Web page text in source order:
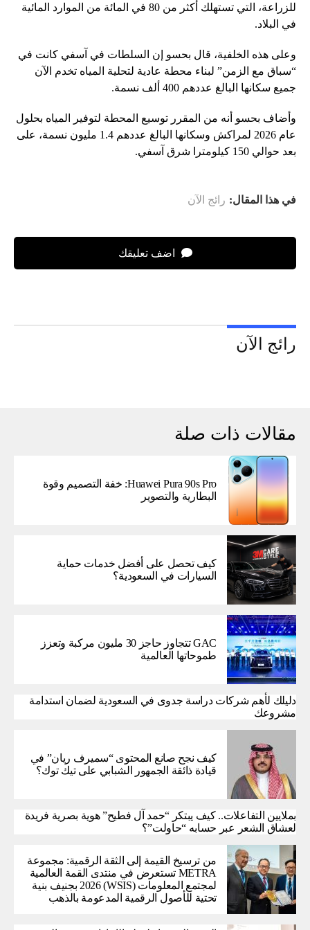
للزراعة، التي تستهلك أكثر من 80 في المائة من الموارد المائية
في البلاد.
وعلى هذه الخلفية، قال بحسو إن السلطات في آسفي كانت في
“سباق مع الزمن” لبناء محطة عادية لتحلية المياه تخدم الآن
جميع سكانها البالغ عددهم 400 ألف نسمة.
وأضاف بحسو أنه من المقرر توسيع المحطة لتوفير المياه بحلول
عام 2026 لمراكش وسكانها البالغ عددهم 1.4 مليون نسمة، على
بعد حوالي 150 كيلومترا شرق آسفي.
في هذا المقال: رائج الآن
اضف تعليقك
رائج الآن
مقالات ذات صلة
Huawei Pura 90s Pro: خفة التصميم وقوة
البطارية والتصوير
كيف تحصل على أفضل خدمات حماية
السيارات في السعودية؟
GAC تتجاوز حاجز 30 مليون مركبة وتعزز
طموحاتها العالمية
دليلك لأهم شركات دراسة جدوى في السعودية لضمان استدامة
مشروعك
كيف نجح صانع المحتوى “سميرف ريان” في
قيادة ذائقة الجمهور الشبابي على تيك توك؟
بملايين التفاعلات.. كيف يبتكر “حمد آل فطيح” هوية بصرية فريدة
لعشاق الشعر عبر حسابه “حاولت”؟
من ترسيخ القيمة إلى الثقة الرقمية: مجموعة
METRA تستعرض في منتدى القمة العالمية
لمجتمع المعلومات (WSIS) 2026 بجنيف بنية
تحتية للأصول الرقمية المدعومة بالذهب